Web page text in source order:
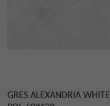
GRES ALEXANDRIA WHITE